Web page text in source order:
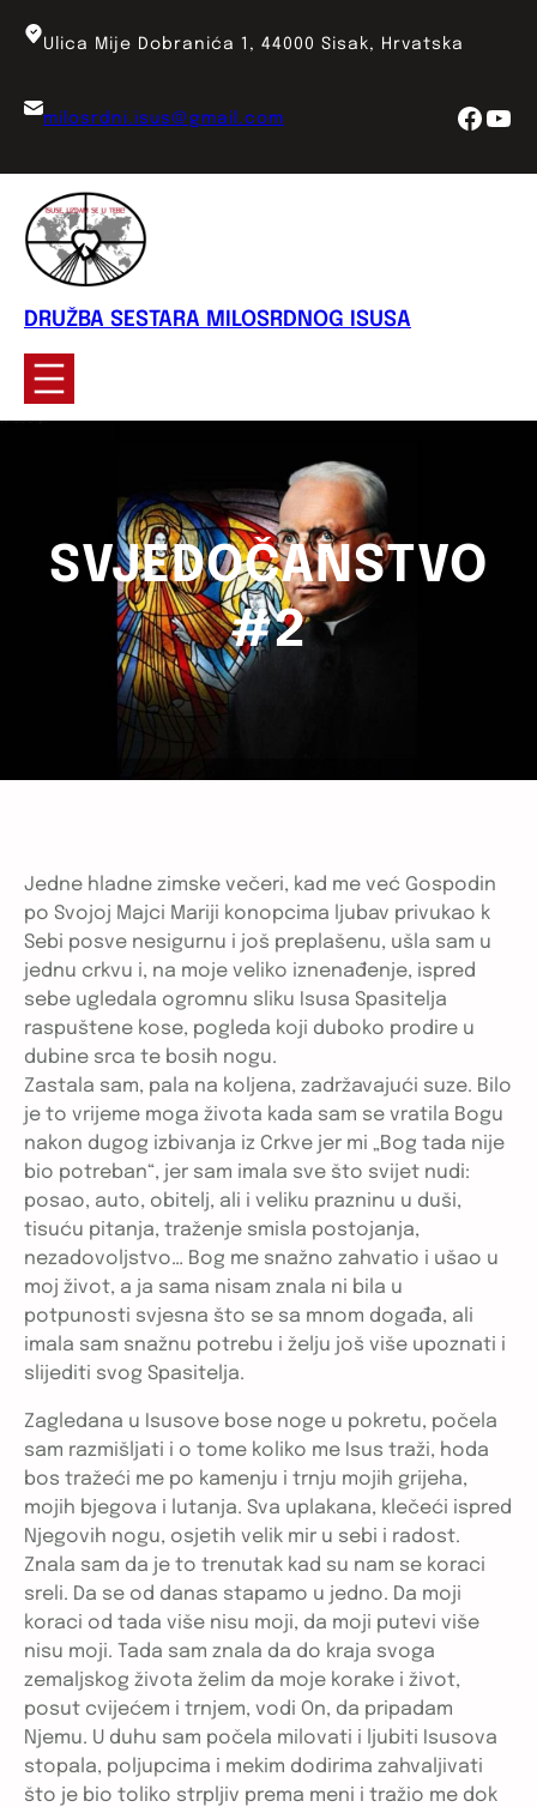
Ulica Mije Dobranića 1, 44000 Sisak, Hrvatska
milosrdni.isus@gmail.com
DRUŽBA SESTARA MILOSRDNOG ISUSA
SVJEDOČANSTVO
#2
Jedne hladne zimske večeri, kad me već Gospodin
po Svojoj Majci Mariji konopcima ljubav privukao k
Sebi posve nesigurnu i još preplašenu, ušla sam u
jednu crkvu i, na moje veliko iznenađenje, ispred
sebe ugledala ogromnu sliku Isusa Spasitelja
raspuštene kose, pogleda koji duboko prodire u
dubine srca te bosih nogu.
Zastala sam, pala na koljena, zadržavajući suze. Bilo
je to vrijeme moga života kada sam se vratila Bogu
nakon dugog izbivanja iz Crkve jer mi „Bog tada nije
bio potreban“, jer sam imala sve što svijet nudi:
posao, auto, obitelj, ali i veliku prazninu u duši,
tisuću pitanja, traženje smisla postojanja,
nezadovoljstvo… Bog me snažno zahvatio i ušao u
moj život, a ja sama nisam znala ni bila u
potpunosti svjesna što se sa mnom događa, ali
imala sam snažnu potrebu i želju još više upoznati i
slijediti svog Spasitelja.
Zagledana u Isusove bose noge u pokretu, počela
sam razmišljati i o tome koliko me Isus traži, hoda
bos tražeći me po kamenju i trnju mojih grijeha,
mojih bjegova i lutanja. Sva uplakana, klečeći ispred
Njegovih nogu, osjetih velik mir u sebi i radost.
Znala sam da je to trenutak kad su nam se koraci
sreli. Da se od danas stapamo u jedno. Da moji
koraci od tada više nisu moji, da moji putevi više
nisu moji. Tada sam znala da do kraja svoga
zemaljskog života želim da moje korake i život,
posut cvijećem i trnjem, vodi On, da pripadam
Njemu. U duhu sam počela milovati i ljubiti Isusova
stopala, poljupcima i mekim dodirima zahvaljivati
što je bio toliko strpljiv prema meni i tražio me dok